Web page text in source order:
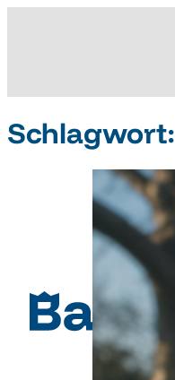
Schlagwort: